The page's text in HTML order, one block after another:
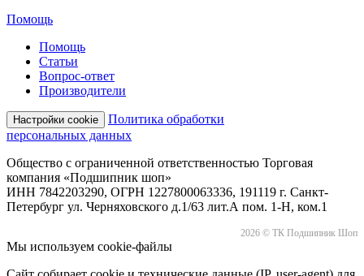
Помощь
Помощь
Статьи
Вопрос-ответ
Производители
Настройки cookie
Политика обработки
персональных данных
Общество с ограниченной ответственностью Торговая
компания «Подшипник шоп»
ИНН 7842203290, ОГРН 1227800063336, 191119 г. Санкт-
Петербург ул. Черняховского д.1/63 лит.А пом. 1-Н, ком.1
2026 © ТК Подшипник Шоп
Мы используем cookie-файлы